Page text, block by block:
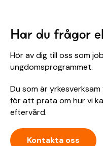
Har du frågor
Hör av dig till oss som
ungdomsprogrammet.
Du som är
för att prata om hur vi
eftervård.
Kontakta oss